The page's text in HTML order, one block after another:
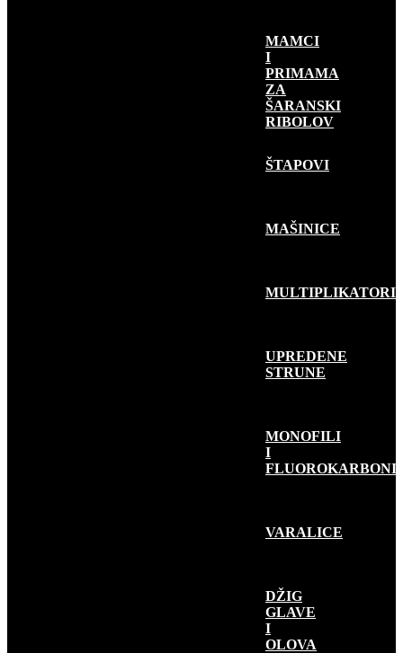
MAMCI
I
PRIMAMA
ZA
ŠARANSKI
RIBOLOV
GRABLJIVICA
ŠTAPOVI
MAŠINICE
MULTIPLIKATORI
UPREDENE
STRUNE
MONOFILI
I
FLUOROKARBONI
VARALICE
DŽIG
GLAVE
I
OLOVA